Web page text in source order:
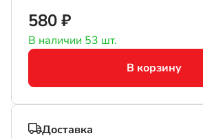
580 ₽
В наличии 53 шт.
В корзину
Доставка